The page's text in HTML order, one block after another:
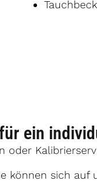
ein
oder
können sich auf